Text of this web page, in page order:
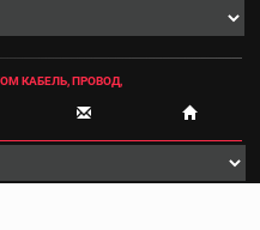
КАБЕЛЬ, ПРОВОД,